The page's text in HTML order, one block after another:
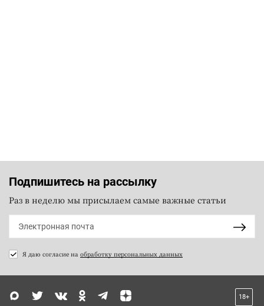
Подпишитесь на рассылку
Раз в неделю мы присылаем самые важные статьи
Я даю согласие на обработку персональных данных
18+